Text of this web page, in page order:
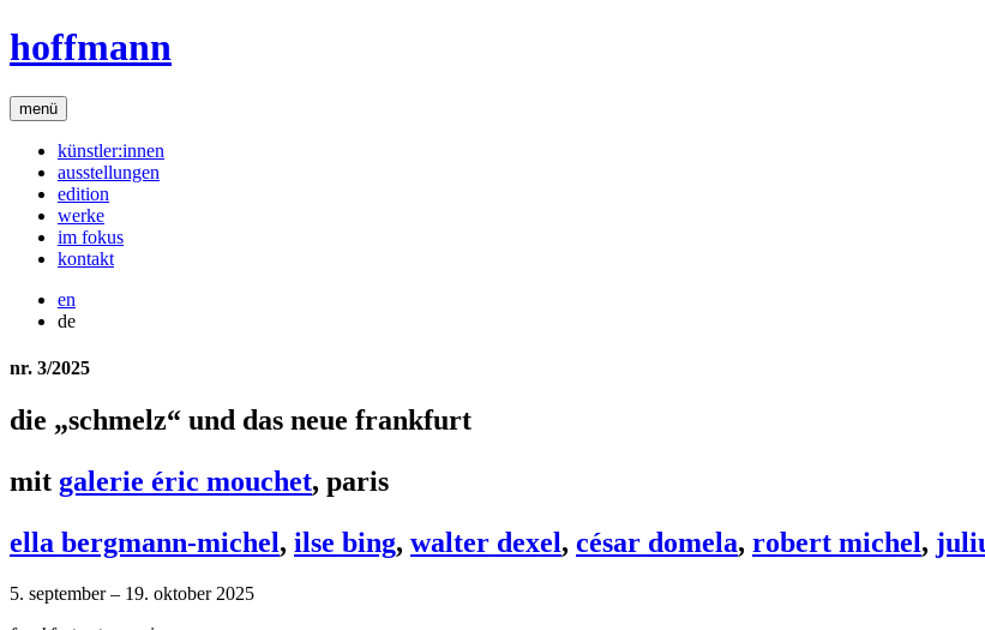
hoffmann
menü
künstler:innen
ausstellungen
edition
werke
im fokus
kontakt
en
de
nr. 3/2025
die „schmelz“ und das neue frankfurt
mit galerie éric mouchet, paris
ella bergmann-michel, ilse bing, walter dexel, césar domela, robert michel,
5. september – 19. oktober 2025